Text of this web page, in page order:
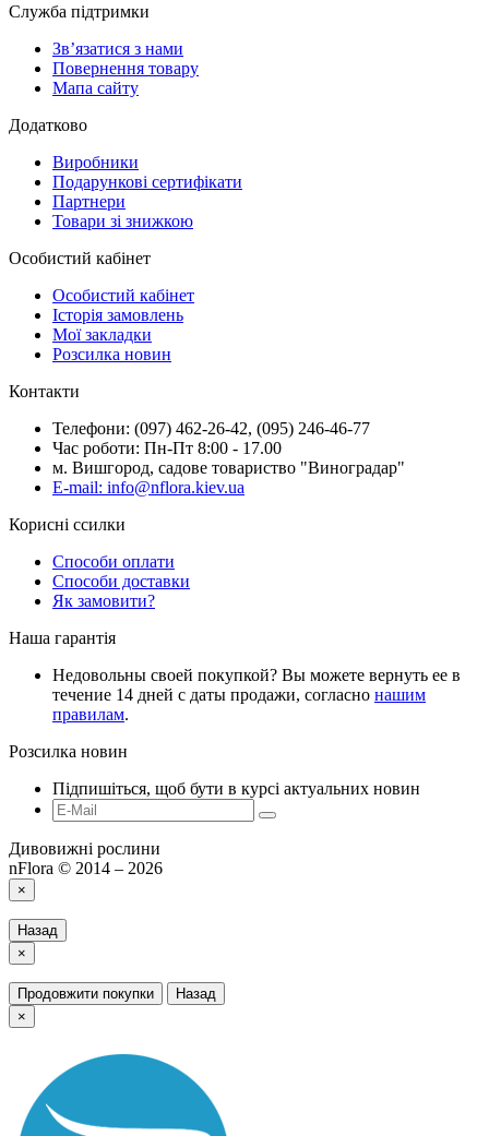
Служба підтримки
Зв’язатися з нами
Повернення товару
Мапа сайту
Додатково
Виробники
Подарункові сертифікати
Партнери
Товари зі знижкою
Особистий кабінет
Особистий кабінет
Історія замовлень
Мої закладки
Розсилка новин
Контакти
Телефони: (097) 462-26-42, (095) 246-46-77
Час роботи: Пн-Пт 8:00 - 17.00
м. Вишгород, садове товариство "Виноградар"
E-mail: info@nflora.kiev.ua
Корисні ссилки
Способи оплати
Способи доставки
Як замовити?
Наша гарантія
Недовольны своей покупкой? Вы можете вернуть ее в
течение 14 дней с даты продажи, согласно нашим
правилам.
Розсилка новин
Підпишіться, щоб бути в курсі актуальних новин
Дивовижні рослини
nFlora © 2014 – 2026
×
Назад
×
Продовжити покупки
Назад
×